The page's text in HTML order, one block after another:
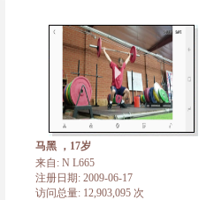
马黑 ，17岁
来自: N L665
注册日期: 2009-06-17
访问总量: 12,903,095 次